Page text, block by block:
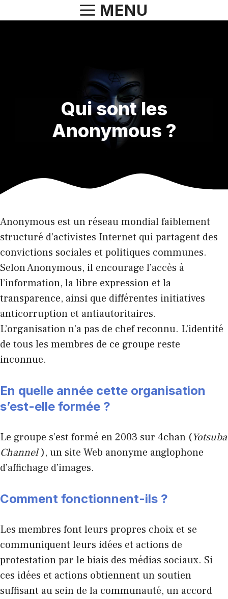
au
MENU
Qui sont les
Anonymous ?
Anonymous est un réseau mondial faiblement
structuré d’activistes Internet qui partagent des
convictions sociales et politiques communes.
Selon Anonymous, il encourage l’accès à
l’information, la libre expression et la
transparence, ainsi que différentes initiatives
anticorruption et antiautoritaires.
L’organisation n’a pas de chef reconnu. L’identité
de tous les membres de ce groupe reste
inconnue.
En quelle année cette organisation
s’est-elle formée ?
Le groupe s’est formé en 2003 sur 4chan (Yotsuba
Channel), un site Web anonyme anglophone
d’affichage d’images.
Comment fonctionnent-ils ?
Les membres font leurs propres choix et se
communiquent leurs idées et actions de
protestation par le biais des médias sociaux. Si
ces idées et actions obtiennent un soutien
suffisant au sein de la communauté, un accord